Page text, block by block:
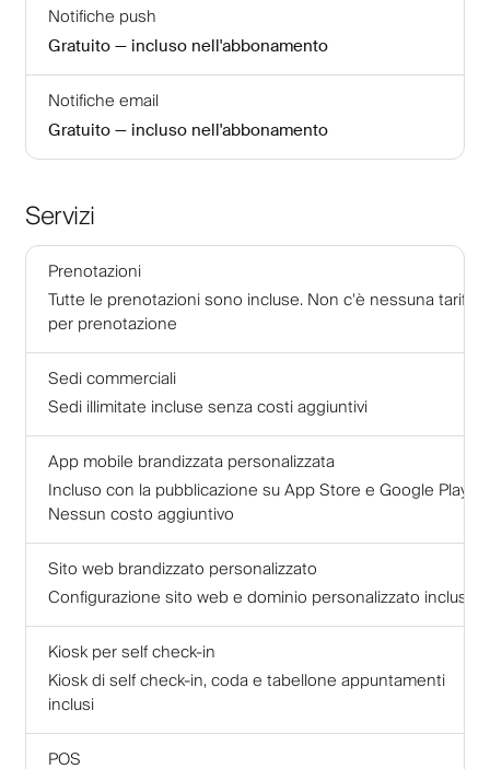
Notifiche push
Gratuito — incluso nell'abbonamento
Notifiche email
Gratuito — incluso nell'abbonamento
Servizi
Prenotazioni
Tutte le prenotazioni sono incluse. Non c'è nessuna tariffa
per prenotazione
Sedi commerciali
Sedi illimitate incluse senza costi aggiuntivi
App mobile brandizzata personalizzata
Incluso con la pubblicazione su App Store e Google Play.
Nessun costo aggiuntivo
Sito web brandizzato personalizzato
Configurazione sito web e dominio personalizzato inclusa
Kiosk per self check-in
Kiosk di self check-in, coda e tabellone appuntamenti
inclusi
POS